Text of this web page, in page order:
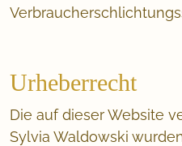
Urheberrecht
Die auf dieser Website
Sylvia Waldowski